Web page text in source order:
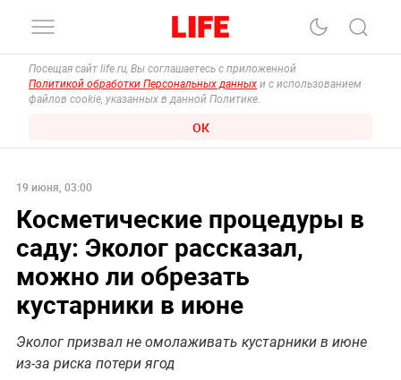
Посещая сайт life.ru, Вы соглашаетесь с приложенной
Политикой обработки Персональных данных и с использованием
файлов cookie, указанных в данной Политике.
ОК
19 июня, 03:00
Косметические процедуры в
саду: Эколог рассказал,
можно ли обрезать
кустарники в июне
Эколог призвал не омолаживать кустарники в июне
из-за риска потери ягод